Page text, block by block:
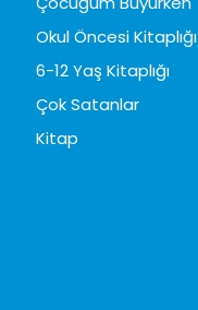
Okul Öncesi Kitaplığı
6-12 Yaş Kitaplığı
Çok Satanlar
Kitap